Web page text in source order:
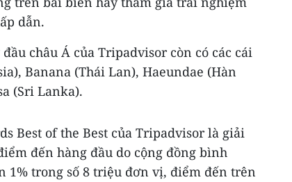
dẫn.
châu Á của Tripadvisor còn có các cái
Banana (Thái Lan), Haeundae (Hàn
(Sri Lanka).
Best of the Best của Tripadvisor là giải
đến hàng đầu do cộng đồng bình
1% trong số 8 triệu đơn vị, điểm đến trên